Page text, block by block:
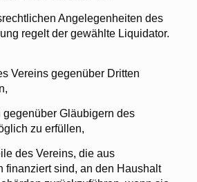
Angelegenheiten des
regelt der gewählte Liquidator.
Vereins gegenüber Dritten
gegenüber Gläubigern des
zu erfüllen,
des Vereins, die aus
finanziert sind, an den Haushalt